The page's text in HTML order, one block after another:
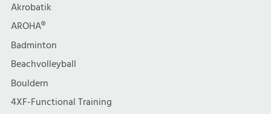
Akrobatik
AROHA®
Badminton
Beachvolleyball
Bouldern
4XF-Functional Training